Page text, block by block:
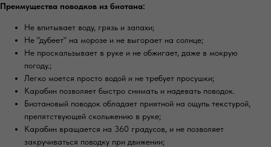
Преимущества поводков из биотана:
Не впитывает воду, грязь и запахи;⠀⠀
Не "дубеет" на морозе и не выгорает на солнце;⠀
Не проскальзывает в руке и не обжигает, даже в мокрую
погоду.;⠀
Легко моется просто водой и не требует просушки;
Карабин позволяет быстро снимать и надевать поводок.
Биотановый поводок обладает приятной на ощупь текстурой,
препятствующей скольжению в руке;
Карабин вращается на 360 градусов, и не позволяет
закручиваться поводку при движении;